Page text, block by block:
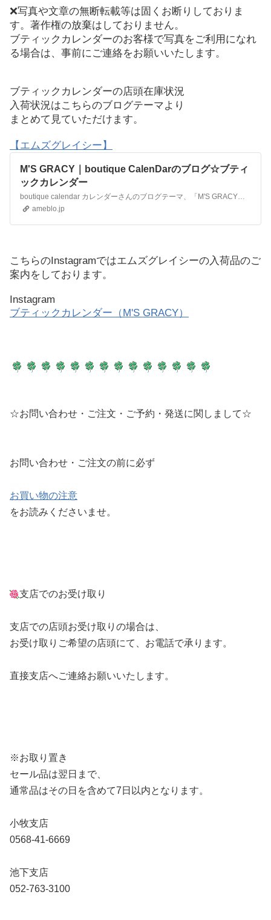
❌写真や文章の無断転載等は固くお断りしておりま
す。著作権の放棄はしておりません。
ブティックカレンダーのお客様で写真をご利用になれ
る場合は、事前にご連絡をお願いいたします。
ブティックカレンダーの店頭在庫状況
入荷状況はこちらのブログテーマより
まとめて見ていただけます。
【エムズグレイシー】
M'S GRACY｜boutique CalenDarのブログ☆ブティ
ックカレンダー
boutique calendar カレンダーさんのブログテーマ、「M'S GRACY」の記事一覧ページです。
ameblo.jp
こちらのInstagramではエムズグレイシーの入荷品のご
案内をしております。
Instagram
ブティックカレンダー（M'S GRACY）
☆お問い合わせ・ご注文・ご予約・発送に関しまして☆
お問い合わせ・ご注文の前に必ず
お買い物の注意
をお読みくださいませ。
支店でのお受け取り
支店での店頭お受け取りの場合は、
お受け取りご希望の店頭にて、お電話で承ります。
直接支店へご連絡お願いいたします。
※お取り置き
セール品は翌日まで、
通常品はその日を含めて7日以内となります。
小牧支店
0568-41-6669
池下支店
052-763-3100